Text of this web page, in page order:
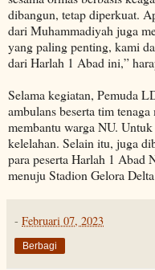
dibangun, tetap diperkuat.
dari Muhammadiyah juga
yang paling penting, kami
dari Harlah 1 Abad ini,”
Selama kegiatan, Pemuda
ambulans beserta tim
membantu warga NU.
kelelahan. Selain itu, juga
para peserta Harlah 1 Abad
menuju Stadion Gelora
- Februari 07, 2023
Berbagi